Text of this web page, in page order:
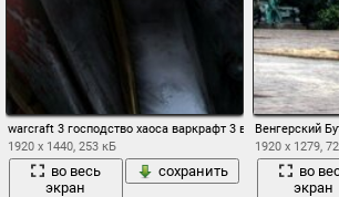
warcraft 3 господство хаоса варкрафт 3 военное
1920 x 1440, 253 кБ
во весь
экран
сохранить
Венгерский
1920 x 1279,
во
экран